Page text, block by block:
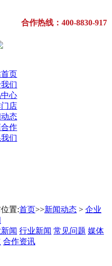
合作热线：400-8830-917
页
们
心
店
态
作
们
置:首页>>新闻动态 > 企业
闻 行业新闻 常见问题 媒体
合作资讯